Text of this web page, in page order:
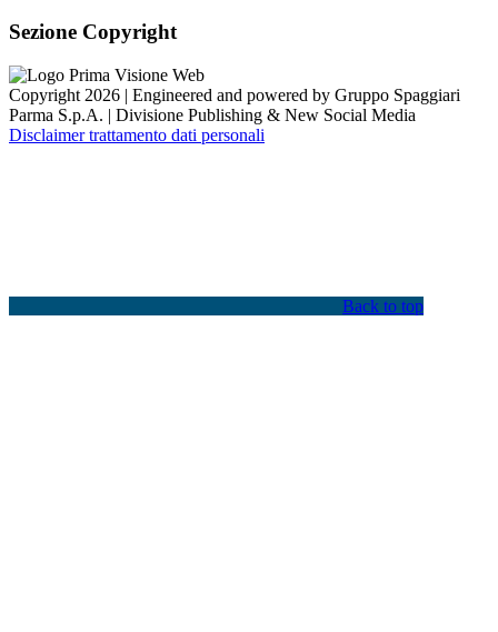
Sezione Copyright
Copyright 2026 | Engineered and powered by Gruppo Spaggiari
Parma S.p.A. | Divisione Publishing & New Social Media
Disclaimer trattamento dati personali
Back to top